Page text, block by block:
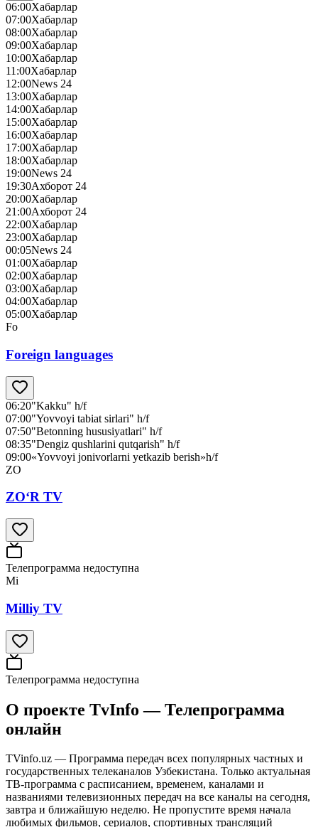
06:00Хабарлар
07:00Хабарлар
08:00Хабарлар
09:00Хабарлар
10:00Хабарлар
11:00Хабарлар
12:00News 24
13:00Хабарлар
14:00Хабарлар
15:00Хабарлар
16:00Хабарлар
17:00Хабарлар
18:00Хабарлар
19:00News 24
19:30Ахборот 24
20:00Хабарлар
21:00Ахборот 24
22:00Хабарлар
23:00Хабарлар
00:05News 24
01:00Хабарлар
02:00Хабарлар
03:00Хабарлар
04:00Хабарлар
05:00Хабарлар
Fo
Foreign languages
06:20"Kakku" h/f
07:00"Yovvoyi tabiat sirlari" h/f
07:50"Betonning hususiyatlari" h/f
08:35"Dengiz qushlarini qutqarish" h/f
09:00«Yovvoyi jonivorlarni yetkazib berish»h/f
ZO
ZO‘R TV
Телепрограмма недоступна
Mi
Milliy TV
Телепрограмма недоступна
О проекте TvInfo — Телепрограмма
онлайн
TVinfo.uz — Программа передач всех популярных частных и
государственных телеканалов Узбекистана. Только актуальная
ТВ-программа с расписанием, временем, каналами и
названиями телевизионных передач на все каналы на сегодня,
завтра и ближайшую неделю. Не пропустите время начала
любимых фильмов, сериалов, спортивных трансляций